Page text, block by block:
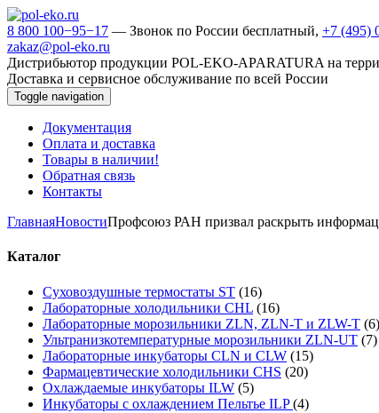
8 800 100−95−17 — Звонок по России бесплатный, +7 (495)
zakaz@pol-eko.ru
Дистрибьютор продукции POL-EKO-APARATURA на
Доставка и сервисное обслуживание по всей России
Toggle navigation
Документация
Оплата и доставка
Товары в наличии!
Обратная связь
Контакты
ГлавнаяНовостиПрофсоюз РАН призвал раскрыть
Каталог
Суховоздушные термостаты ST (16)
Лабораторные холодильники CHL (16)
Лабораторные морозильники ZLN, ZLN-T и ZLW-T (6)
Ультранизкотемпературные морозильники ZLN-UT (7)
Лабораторные инкубаторы CLN и CLW (15)
Фармацевтические холодильники CHS (20)
Охлаждаемые инкубаторы ILW (5)
Инкубаторы с охлаждением Пельтье ILP(4)